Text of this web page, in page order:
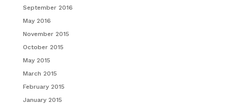
September 2016
May 2016
November 2015
October 2015
May 2015
March 2015
February 2015
January 2015